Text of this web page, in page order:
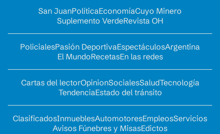
San JuanPolíticaEconomíaCuyo Minero
Suplemento VerdeRevista OH
PolicialesPasión DeportivaEspectáculosArgentina
El MundoRecetasEn las redes
Cartas del lectorOpinionSocialesSaludTecnología
TendenciaEstado del tránsito
ClasificadosInmueblesAutomotoresEmpleosServicios
Avisos Fúnebres y MisasEdictos